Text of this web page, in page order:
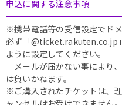
申込に関する注意事項
※携帯電話等の受信設定でド
必ず「@ticket.rakuten.co.jp
ように設定してください。
メールが届かない事により
は負いかねます。
※ご購入されたチケットは、